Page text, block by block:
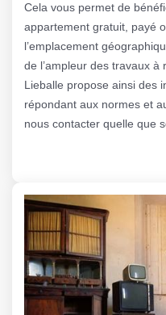
Cela vous permet de
appartement gratuit, payé
l’emplacement
de l’ampleur des travaux à
Lieballe propose ainsi des
répondant aux normes et
nous contacter quelle que